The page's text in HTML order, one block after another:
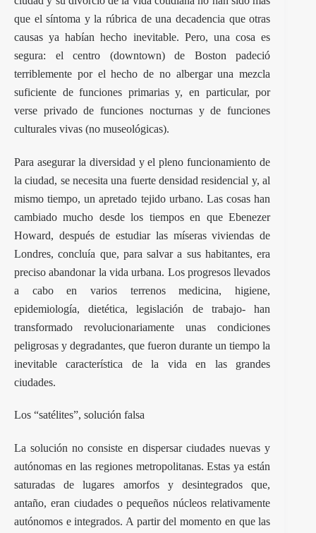
que el síntoma y la rúbrica de una decadencia que otras
causas ya habían hecho inevitable. Pero, una cosa es
segura: el centro (downtown) de Boston padeció
terriblemente por el hecho de no albergar una mezcla
suficiente de funciones primarias y, en particular, por
verse privado de funciones nocturnas y de funciones
culturales vivas (no museológicas).
Para asegurar la diversidad y el pleno funcionamiento de
la ciudad, se necesita una fuerte densidad residencial y, al
mismo tiempo, un apretado tejido urbano. Las cosas han
cambiado mucho desde los tiempos en que Ebenezer
Howard, después de estudiar las míseras viviendas de
Londres, concluía que, para salvar a sus habitantes, era
preciso abandonar la vida urbana. Los progresos llevados
a cabo en varios terrenos medicina, higiene,
epidemiología, dietética, legislación de trabajo- han
transformado revolucionariamente unas condiciones
peligrosas y degradantes, que fueron durante un tiempo la
inevitable característica de la vida en las grandes
ciudades.
Los “satélites”, solución falsa
La solución no consiste en dispersar ciudades nuevas y
autónomas en las regiones metropolitanas. Estas ya están
saturadas de lugares amorfos y desintegrados que,
antaño, eran ciudades o pequeños núcleos relativamente
autónomos e integrados. A partir del momento en que las